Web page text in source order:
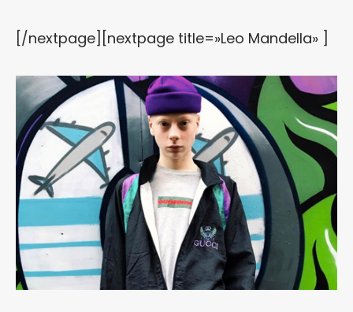
[/nextpage][nextpage title=»Leo Mandella» ]